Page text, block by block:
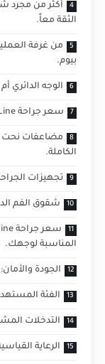
الثقة معاً.
من غرفة
بيوم.
الوجه الدائري
سعر جراحة V-Line في تركيا: هل التقنية الحديثة سحر أم واقع؟
مضاعفات نحت
الكاملة.
تجهيزات
شقوق الفم
المناسبة لوجهك.
الجودة
الفئة
التدخلات
الرعاية